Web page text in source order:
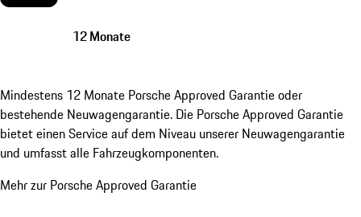
12 Monate
Mindestens 12 Monate Porsche Approved Garantie oder
bestehende Neuwagengarantie. Die Porsche Approved Garantie
bietet einen Service auf dem Niveau unserer Neuwagengarantie
und umfasst alle Fahrzeugkomponenten.
Mehr zur Porsche Approved Garantie